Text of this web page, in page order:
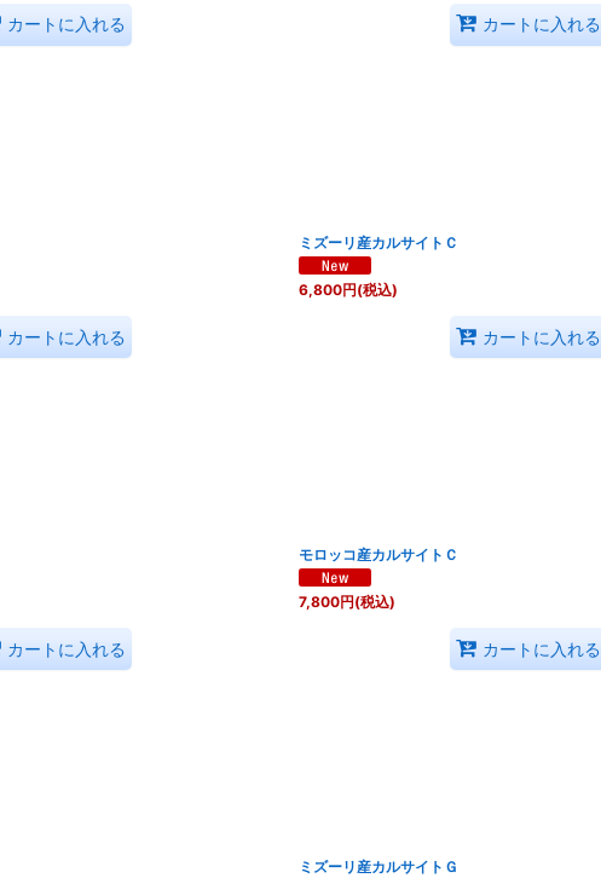
カートに入れる カートに入れる
カートに入れる
ミズーリ産カルサイトＣ
6,800円(税込)
カートに入れる
カートに入れる
モロッコ産カルサイトＣ
7,800円(税込)
カートに入れる
ミズーリ産カルサイトＧ